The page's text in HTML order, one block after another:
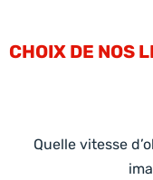
CHOIX DE NOS
Quelle vitesse